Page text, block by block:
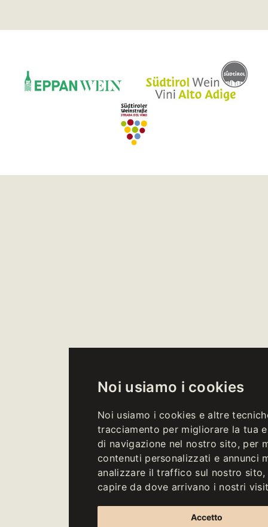
Noi usiamo i cookies
Noi usiamo i cookies e altre
tracciamento per migliorare la tua
di navigazione nel nostro sito, per
contenuti personalizzati e annunci
analizzare il traffico sul nostro sito,
capire da dove arrivano i nostri
Accetto